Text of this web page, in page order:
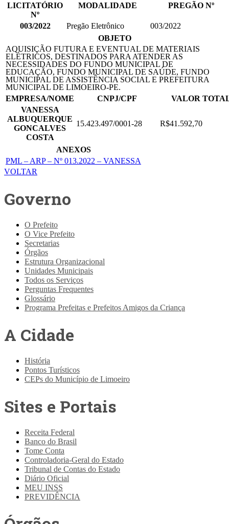
LICITATÓRIO
Nº
MODALIDADE PREGÃO Nº
003/2022 Pregão Eletrônico
003/2022
OBJETO
AQUISIÇÃO FUTURA E EVENTUAL DE MATERIAIS
ELÉTRICOS, DESTINADOS PARA ATENDER AS
NECESSIDADES DO FUNDO MUNICIPAL DE
EDUCAÇÃO, FUNDO MUNICIPAL DE SAÚDE, FUNDO
MUNICIPAL DE ASSISTÊNCIA SOCIAL E PREFEITURA
MUNICIPAL DE LIMOEIRO-PE.
EMPRESA/NOME
CNPJ/CPF
VALOR
VANESSA
ALBUQUERQUE
GONCALVES
COSTA
15.423.497/0001-28 R$41.592,70
ANEXOS
PML – ARP – Nº 013.2022 – VANESSA
VOLTAR
Governo
O Prefeito
O Vice Prefeito
Secretarias
Órgãos
Estrutura Organizacional
Unidades Municipais
Todos os Serviços
Perguntas Frequentes
Glossário
Programa Prefeitas e Prefeitos Amigos da Criança
A Cidade
História
Pontos Turísticos
CEPs do Município de Limoeiro
Sites e Portais
Receita Federal
Banco do Brasil
Tome Conta
Controladoria-Geral do Estado
Tribunal de Contas do Estado
Diário Oficial
MEU INSS
PREVIDÊNCIA